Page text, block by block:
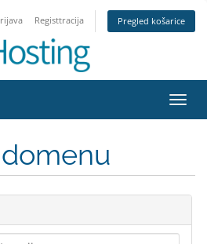
Registtracija Pregled košarice